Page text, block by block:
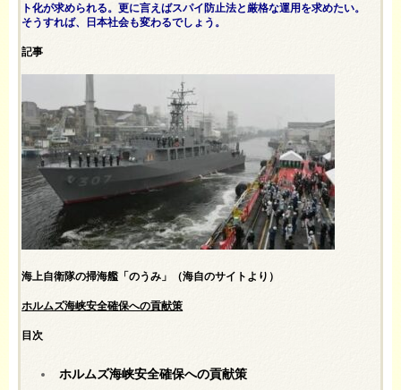
ト化が求められる。更に言えばスパイ防止法と厳格な運用を求めたい。
そうすれば、日本社会も変わるでしょう。
記事
海上自衛隊の掃海艦「のうみ」（海自のサイトより）
ホルムズ海峡安全確保への貢献策
目次
ホルムズ海峡安全確保への貢献策